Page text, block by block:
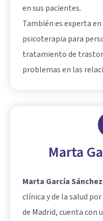
en sus pacientes.
También es experta
psicoterapia para
tratamiento de
problemas en las
Marta
Marta García Sánchez
clínica y de la salud
de Madrid, cuenta con